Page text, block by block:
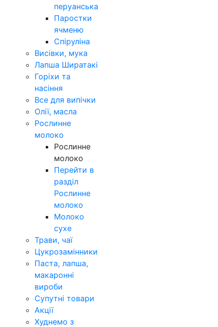
перуанська
Паростки
ячменю
Спіруліна
Висівки, мука
Лапша Ширатакі
Горіхи та
насіння
Все для випічки
Олії, масла
Рослинне
молоко
Рослинне
молоко
Перейти в
разділ
Рослинне
молоко
Молоко
сухе
Трави, чаї
Цукрозамінники
Паста, лапша,
макаронні
вироби
Супутні товари
Акції
Худнемо з